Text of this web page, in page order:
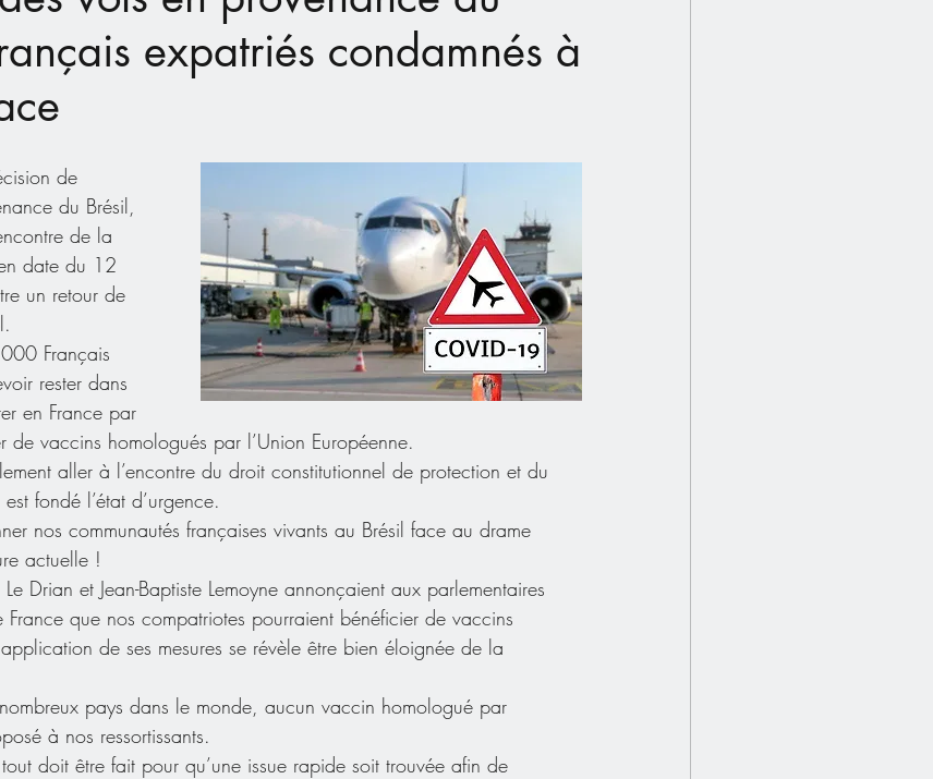
expatriés condamnés à
de
du Brésil,
de la
date du 12
un retour de
Français
rester dans
en France par
de vaccins homologués par l’Union Européenne.
aller à l’encontre du droit constitutionnel de protection et du
fondé l’état d’urgence.
nos communautés françaises vivants au Brésil face au drame
actuelle !
Le Drian et Jean-Baptiste Lemoyne annonçaient aux parlementaires
France que nos compatriotes pourraient bénéficier de vaccins
de ses mesures se révèle être bien éloignée de la
pays dans le monde, aucun vaccin homologué par
à nos ressortissants.
doit être fait pour qu’une issue rapide soit trouvée afin de